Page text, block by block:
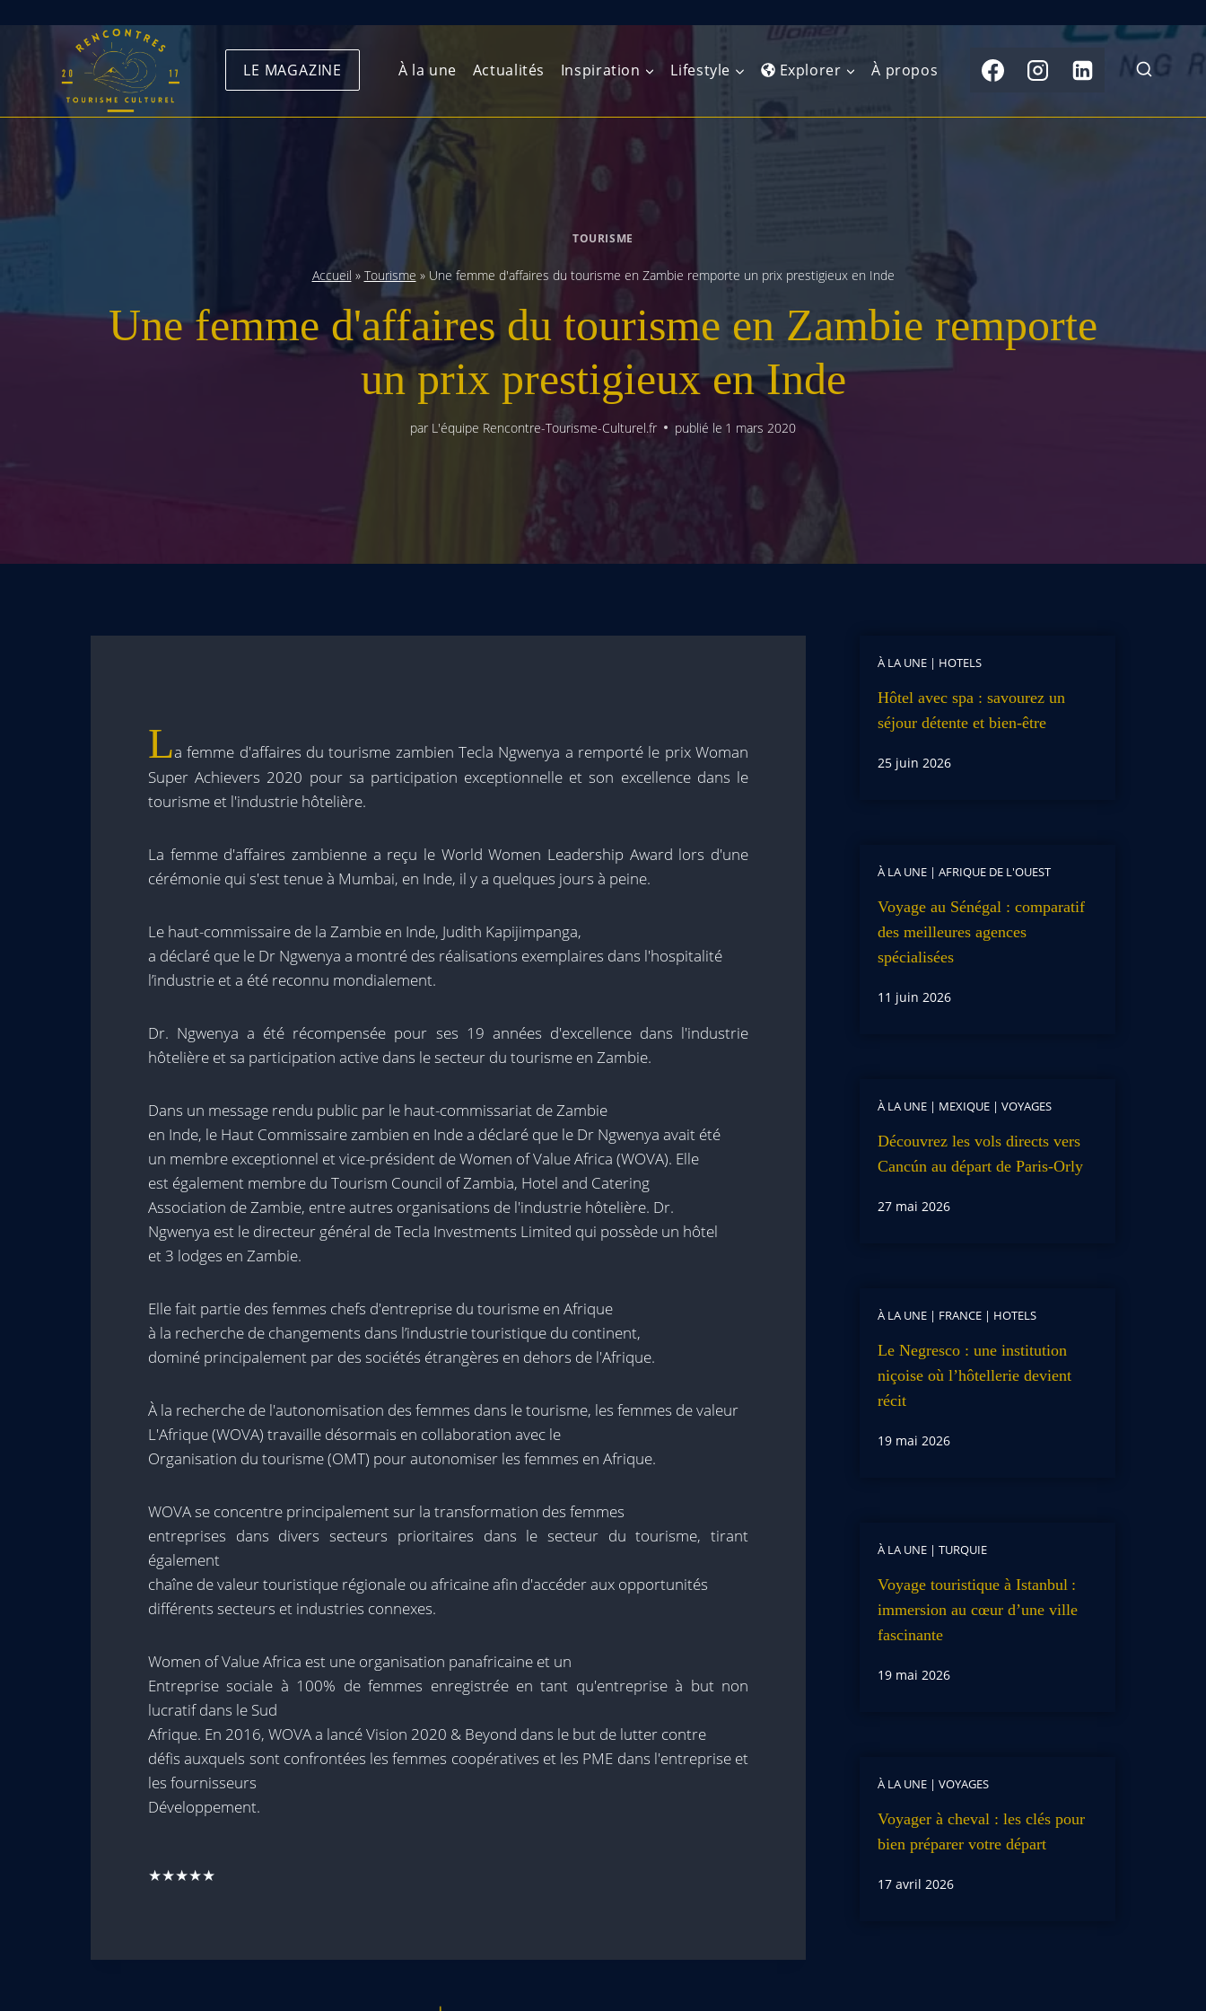
LE MAGAZINE À la une Actualités Inspiration Lifestyle Explorer
Europe de l’Est
Balkans
Afrique de l’Est
Afrique australe
Sous-continent
Asie du Sud-Est
À propos
TOURISME
Accueil » Tourisme » Une femme d'affaires du tourisme en Zambie remporte un prix prestigieux en Inde
Une femme d'affaires du tourisme en Zambie remporte
un prix prestigieux en Inde
par L'équipe Rencontre-Tourisme-Culturel.fr publié le 1 mars 2020
La femme d'affaires du tourisme zambien Tecla Ngwenya a remporté le prix Woman
Super Achievers 2020 pour sa participation exceptionnelle et son excellence dans le
tourisme et l'industrie hôtelière.
La femme d'affaires zambienne a reçu le World Women Leadership Award lors d'une
cérémonie qui s'est tenue à Mumbai, en Inde, il y a quelques jours à peine.
Le haut-commissaire de la Zambie en Inde, Judith Kapijimpanga,
a déclaré que le Dr Ngwenya a montré des réalisations exemplaires dans l'hospitalité
l’industrie et a été reconnu mondialement.
Dr. Ngwenya a été récompensée pour ses 19 années d'excellence dans l'industrie
hôtelière et sa participation active dans le secteur du tourisme en Zambie.
Dans un message rendu public par le haut-commissariat de Zambie
en Inde, le Haut Commissaire zambien en Inde a déclaré que le Dr Ngwenya avait été
un membre exceptionnel et vice-président de Women of Value Africa (WOVA). Elle
est également membre du Tourism Council of Zambia, Hotel and Catering
Association de Zambie, entre autres organisations de l'industrie hôtelière. Dr.
Ngwenya est le directeur général de Tecla Investments Limited qui possède un hôtel
et 3 lodges en Zambie.
Elle fait partie des femmes chefs d'entreprise du tourisme en Afrique
à la recherche de changements dans l’industrie touristique du continent,
dominé principalement par des sociétés étrangères en dehors de l'Afrique.
À la recherche de l'autonomisation des femmes dans le tourisme, les femmes de valeur
L'Afrique (WOVA) travaille désormais en collaboration avec le
Organisation du tourisme (OMT) pour autonomiser les femmes en Afrique.
WOVA se concentre principalement sur la transformation des femmes
entreprises dans divers secteurs prioritaires dans le secteur du tourisme, tirant
également
chaîne de valeur touristique régionale ou africaine afin d'accéder aux opportunités
différents secteurs et industries connexes.
Women of Value Africa est une organisation panafricaine et un
Entreprise sociale à 100% de femmes enregistrée en tant qu'entreprise à but non
lucratif dans le Sud
Afrique. En 2016, WOVA a lancé Vision 2020 & Beyond dans le but de lutter contre
défis auxquels sont confrontées les femmes coopératives et les PME dans l'entreprise et
les fournisseurs
Développement.
★★★★★
À LA UNE| HOTELS
Hôtel avec spa : savourez un
séjour détente et bien-être
25 juin 2026
À LA UNE| AFRIQUE DE L'OUEST
Voyage au Sénégal : comparatif
des meilleures agences
spécialisées
11 juin 2026
À LA UNE| MEXIQUE| VOYAGES
Découvrez les vols directs vers
Cancún au départ de Paris-Orly
27 mai 2026
À LA UNE| FRANCE| HOTELS
Le Negresco : une institution
niçoise où l’hôtellerie devient
récit
19 mai 2026
À LA UNE| TURQUIE
Voyage touristique à Istanbul :
immersion au cœur d’une ville
fascinante
19 mai 2026
À LA UNE| VOYAGES
Voyager à cheval : les clés pour
bien préparer votre départ
17 avril 2026